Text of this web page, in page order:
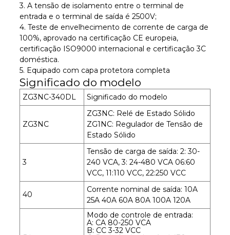
3. A tensão de isolamento entre o terminal de
entrada e o terminal de saída é 2500V;
4. Teste de envelhecimento de corrente de carga de
100%, aprovado na certificação CE europeia,
certificação ISO9000 internacional e certificação 3C
doméstica.
5. Equipado com capa protetora completa
Significado do modelo
ZG3NC-340DL Significado do modelo
ZG3NC
ZG3NC: Relé de Estado Sólido
ZG1NC: Regulador de Tensão de
Estado Sólido
3
Tensão de carga de saída: 2: 30-
240 VCA, 3: 24-480 VCA 06:60
VCC, 11:110 VCC, 22:250 VCC
40
Corrente nominal de saída: 10A
25A 40A 60A 80A 100A 120A
Modo de controle de entrada:
A: CA 80-250 VCA
B: CC 3-32 VCC